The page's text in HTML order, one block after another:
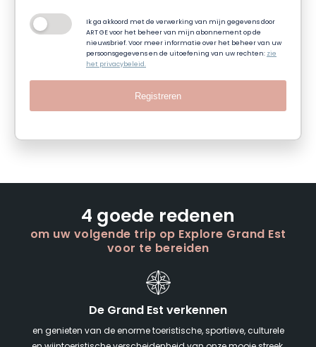
Ik ga akkoord met de verwerking van mijn gegevens door
ART GE voor het beheer van mijn abonnement op de
nieuwsbrief. Voor meer informatie over het beheer van uw
persoonsgegevens en de uitoefening van uw rechten:zie
het privacybeleid.
Registreren
4 goede redenen
om uw volgende trip op Explore Grand Est
voor te bereiden
De Grand Est verkennen
en genieten van de enorme toeristische, sportieve, culturele